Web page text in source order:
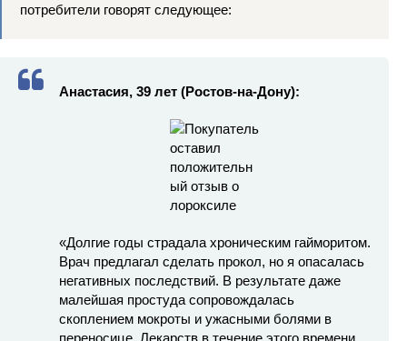
потребители говорят следующее:
Анастасия, 39 лет (Ростов-на-Дону):
«Долгие годы страдала хроническим гайморитом.
Врач предлагал сделать прокол, но я опасалась
негативных последствий. В результате даже
малейшая простуда сопровождалась
скоплением мокроты и ужасными болями в
переносице. Лекарств в течение этого времени